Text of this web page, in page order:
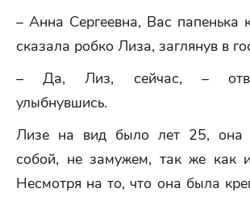
– Анна Сергеевна, Вас папенька
сказала робко Лиза, заглянув в
– Да, Лиз, сейчас, –
улыбнувшись.
Лизе на вид было лет 25, она
собой, не замужем, так же как
Несмотря на то, что она была